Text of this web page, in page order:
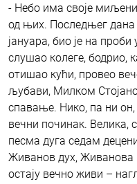
- Небо има своје
од њих. Последњег дана
јануара, био је на
слушао колеге, бодрио,
отишао кући, провео
љубави, Милком
спавање. Нико, па ни он,
вечни починак. Велика,
песма дуга седам
Живанов дух, Живанова
остају вечно живи –